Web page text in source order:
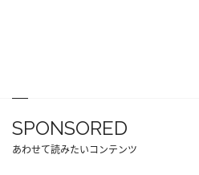
SPONSORED
あわせて読みたいコンテンツ